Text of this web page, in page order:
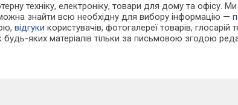
техніку, електроніку, товари для дому та офісу.
знайти всю необхідну для вибору інформацію —
відгуки користувачів, фотогалереї товарів, глосарій
будь-яких матеріалів тільки за письмовою згодою